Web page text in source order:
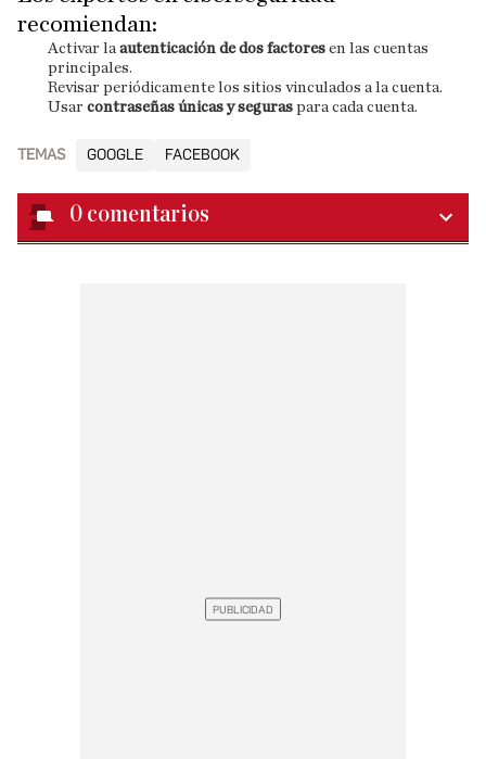
recomiendan:
Activar laautenticación de dos factores en las cuentas
principales.
Revisar periódicamente los sitios vinculados a la cuenta.
Usar contraseñas únicas y seguras para cada cuenta.
TEMAS GOOGLE FACEBOOK
0 comentarios